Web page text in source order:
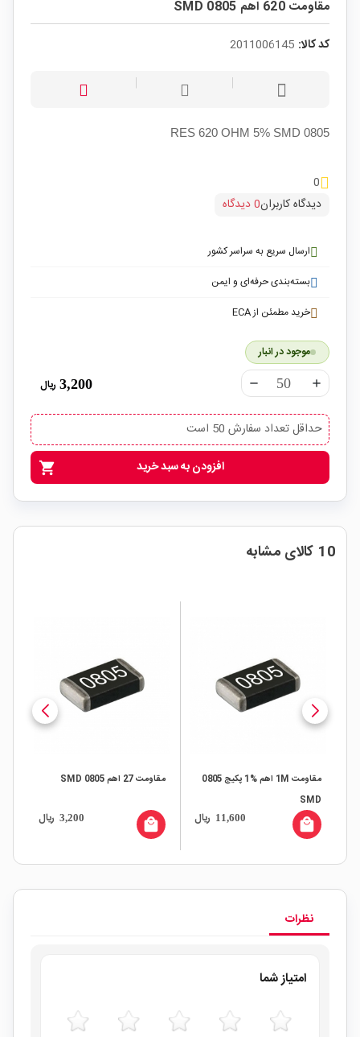
مقاومت 620 اهم SMD 0805
کد کالا: 2011006145
RES 620 OHM 5% SMD 0805
0
دیدگاه کاربران0 دیدگاه
ارسال سریع به سراسر کشور
بسته‌بندی حرفه‌ای و ایمن
خرید مطمئن از ECA
موجود در انبار
remove add
3,200 ریال
حداقل تعداد سفارش 50 است
shopping_cart افزودن به سبد خرید
10 کالای مشابه
مقاومت 1M اهم %1 پکیج 0805
SMD
11,600 ریال local_mall
مقاومت 27 اهم SMD 0805
3,200 ریال local_mall
نظرات
امتیاز شما